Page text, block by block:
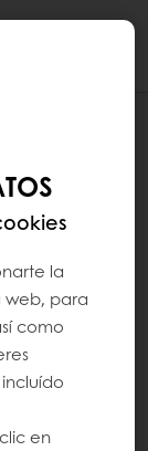
la
web, para
como
en